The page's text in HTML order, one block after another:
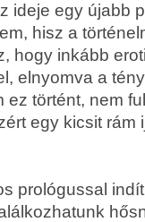
ideje egy újabb
hisz a
hogy inkább
elnyomva a
ez történt, nem
egy kicsit rám
prológussal